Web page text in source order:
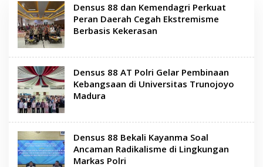
Densus 88 dan Kemendagri Perkuat
Peran Daerah Cegah Ekstremisme
Berbasis Kekerasan
Densus 88 AT Polri Gelar Pembinaan
Kebangsaan di Universitas Trunojoyo
Madura
Densus 88 Bekali Kayanma Soal
Ancaman Radikalisme di Lingkungan
Markas Polri